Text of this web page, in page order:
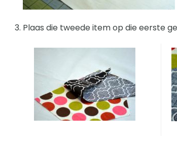
Plaas die tweede item op die eerste